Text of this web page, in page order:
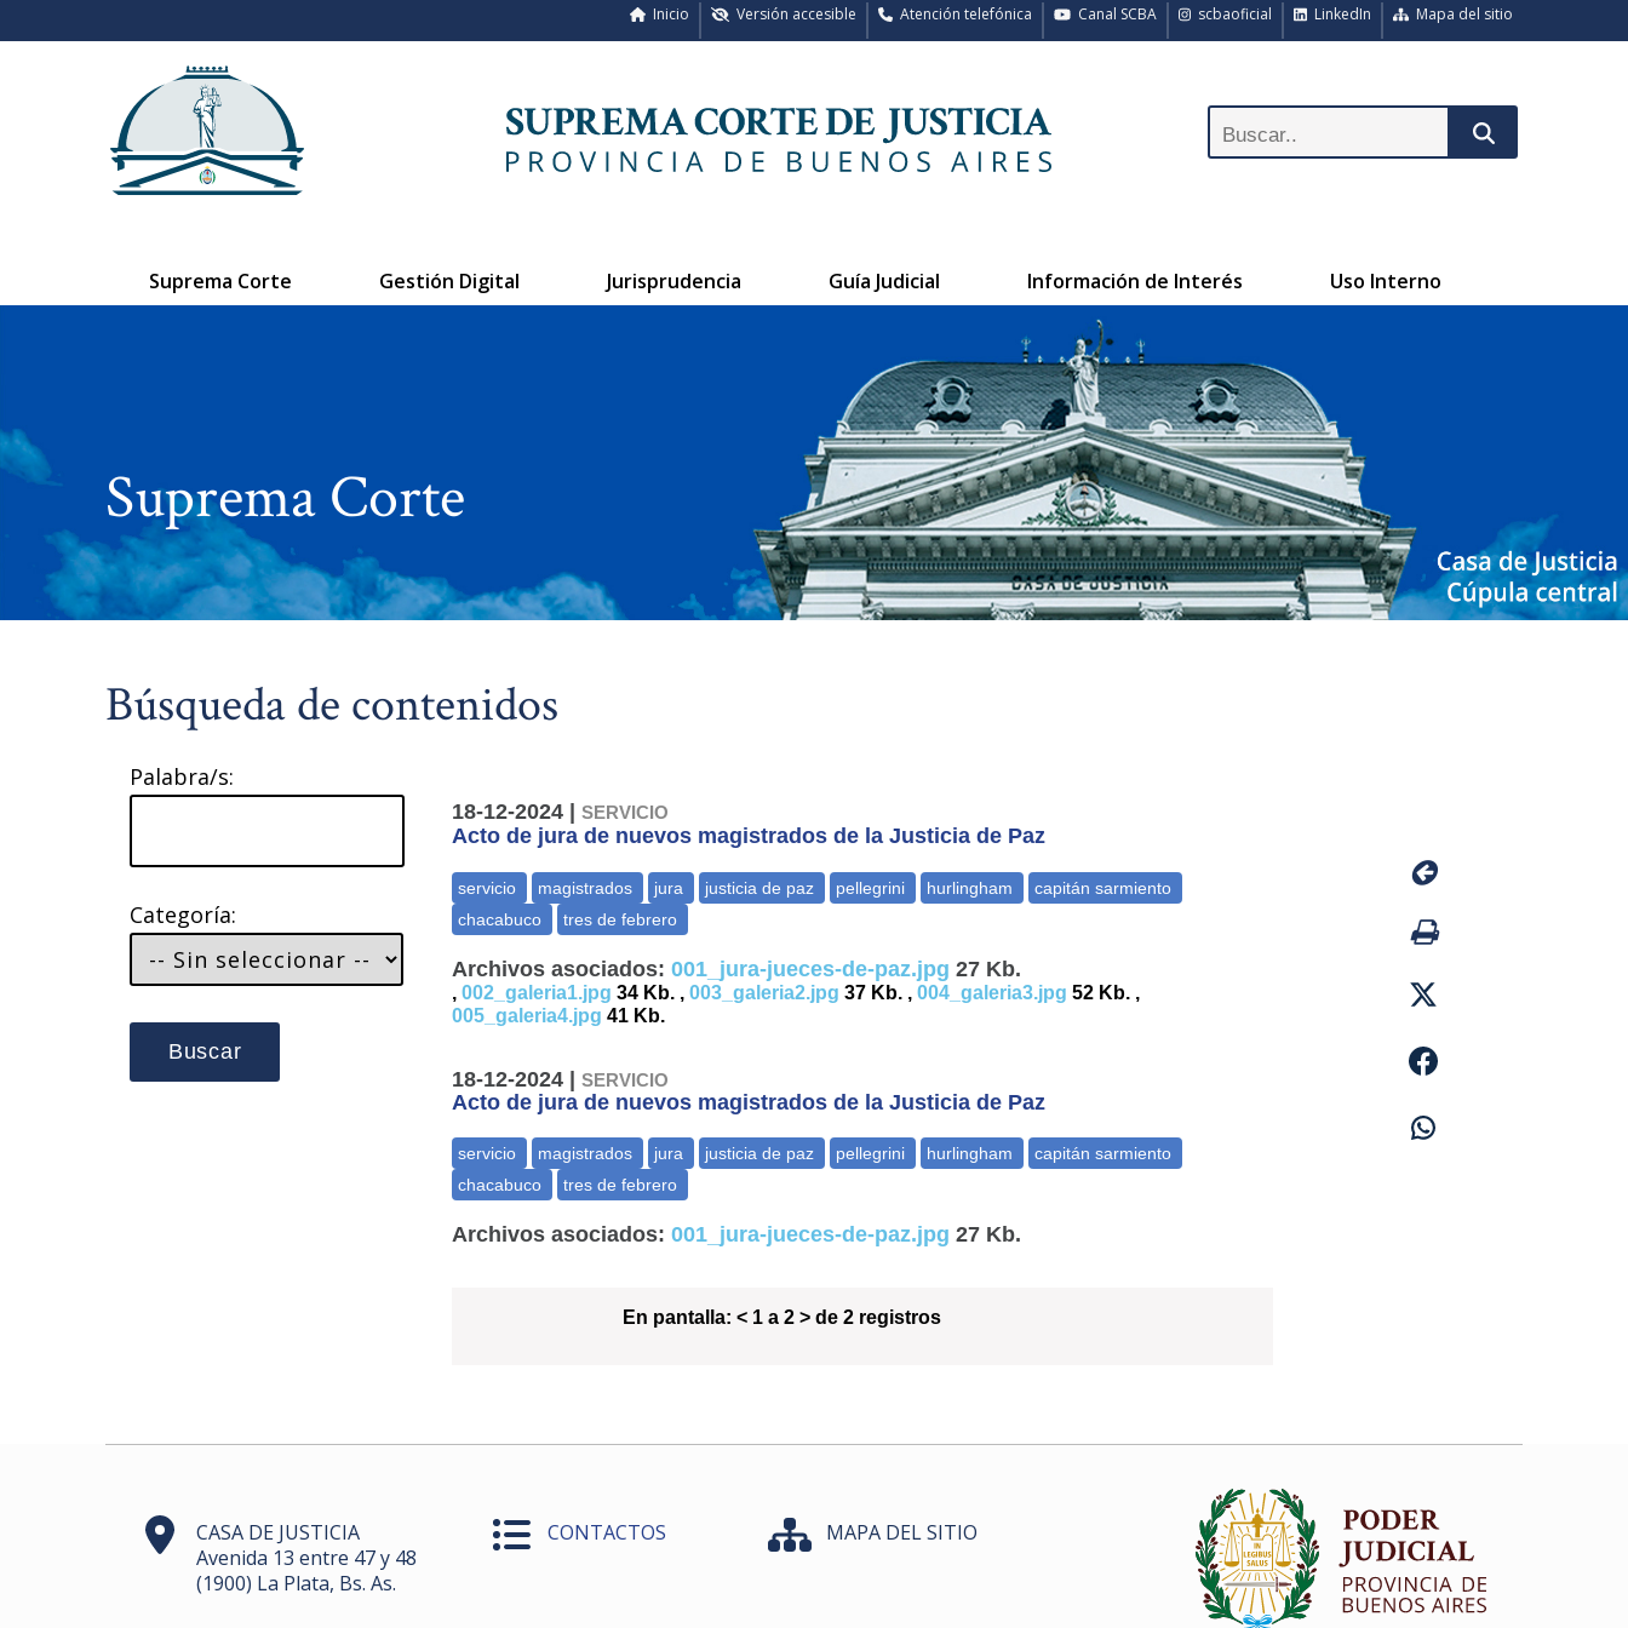
Mapa del sitio
LinkedIn
scbaoficial
Canal SCBA
Atención telefónica
Versión accesible
Inicio
Suprema Corte Gestión Digital Jurisprudencia Guía Judicial Información de Interés Uso Interno
Suprema Corte
Búsqueda de contenidos
Palabra/s:
Categoría:
Buscar
18-12-2024 | SERVICIO
Acto de jura de nuevos magistrados de la Justicia de Paz
Archivos asociados: 001_jura-jueces-de-paz.jpg 27 Kb.
, 002_galeria1.jpg 34 Kb. , 003_galeria2.jpg 37 Kb. , 004_galeria3.jpg 52 Kb. ,
005_galeria4.jpg 41 Kb.
18-12-2024 | SERVICIO
Acto de jura de nuevos magistrados de la Justicia de Paz
Archivos asociados: 001_jura-jueces-de-paz.jpg 27 Kb.
En pantalla: < 1 a 2 > de 2 registros
CASA DE JUSTICIA
Avenida 13 entre 47 y 48
(1900) La Plata, Bs. As.
CONTACTOS MAPA DEL SITIO